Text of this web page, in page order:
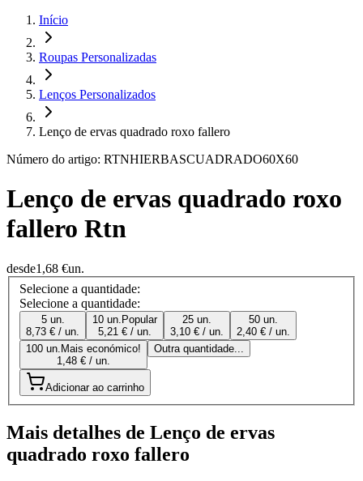
Início
Roupas Personalizadas
Lenços Personalizados
Lenço de ervas quadrado roxo fallero
Número do artigo: RTNHIERBASCUADRADO60X60
Lenço de ervas quadrado roxo
fallero Rtn
desde1,68 €un.
Selecione a quantidade:
Selecione a quantidade:
5 un.
8,73 € / un.
10 un. Popular
5,21 € / un.
25 un.
3,10 € / un.
50 un.
2,40 € / un.
100 un. Mais económico!
1,48 € / un.
Outra quantidade...
Adicionar ao carrinho
Mais detalhes de Lenço de ervas
quadrado roxo fallero